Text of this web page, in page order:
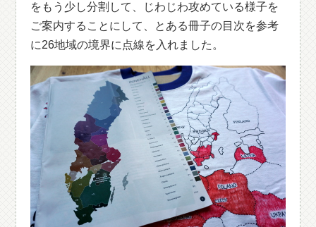
をもう少し分割して、じわじわ攻めている様子を
ご案内することにして、とある冊子の目次を参考
に26地域の境界に点線を入れました。